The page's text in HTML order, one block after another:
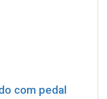
com pedal